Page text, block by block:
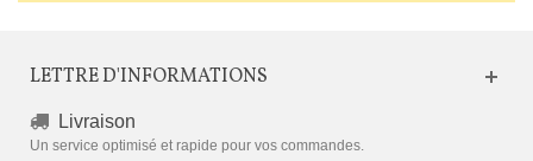
LETTRE D'INFORMATIONS
Livraison
Un service optimisé et rapide pour vos commandes.